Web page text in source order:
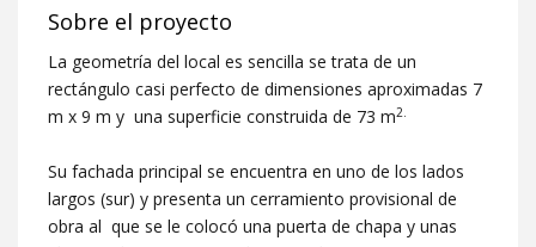
Sobre el proyecto
La geometría del local es sencilla se trata de un
rectángulo casi perfecto de dimensiones aproximadas 7
m x 9 m y una superficie construida de 73 m2.
Su fachada principal se encuentra en uno de los lados
largos (sur) y presenta un cerramiento provisional de
obra al que se le colocó una puerta de chapa y unas